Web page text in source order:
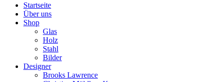
Startseite
Über uns
Shop
Glas
Holz
Stahl
Bilder
Designer
Brooks Lawrence